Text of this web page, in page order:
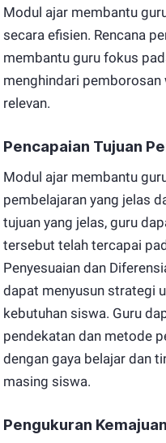
Modul ajar membantu
secara efisien. Rencana
membantu guru fokus
menghindari pemborosan
relevan.
Pencapaian Tujuan
Modul ajar membantu
pembelajaran yang jelas
tujuan yang jelas, guru
tersebut telah tercapai
Penyesuaian dan
dapat menyusun strategi
kebutuhan siswa. Guru
pendekatan dan metode
dengan gaya belajar dan
masing siswa.
Pengukuran Kemajuan